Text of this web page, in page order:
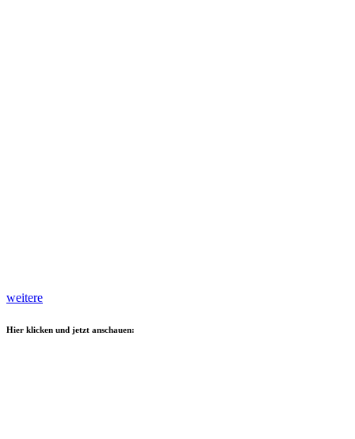
weitere
Hier klicken und jetzt anschauen: